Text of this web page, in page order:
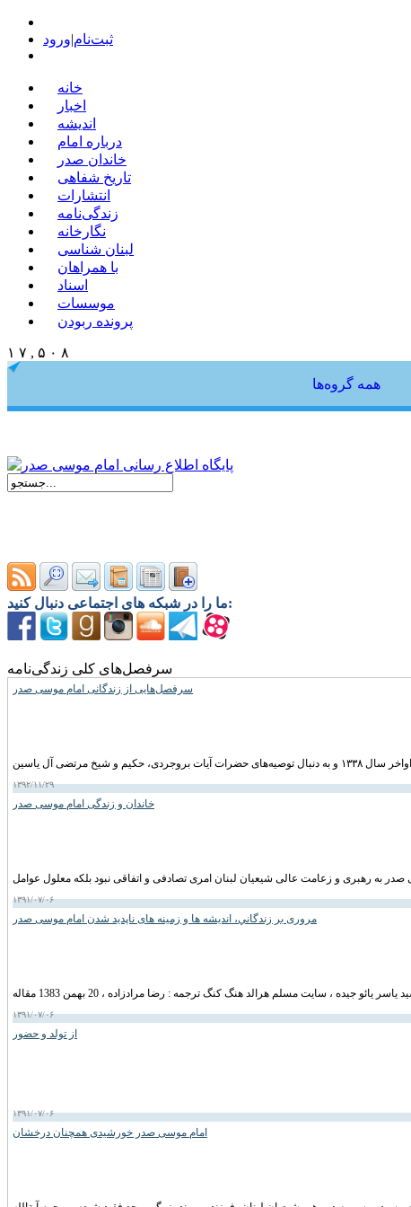
ثبت‌نام|ورود
خانه
اخبار
اندیشه
درباره امام
خاندان صدر
تاریخ شفاهی
انتشارات
زندگی‌نامه
نگارخانه
لبنان شناسی
با همراهان
اسناد
موسسات
پرونده ربودن
۱ ۷ , ۵ ۰ ۸
همه گروه‌ها
ما را در شبکه های اجتماعی دنبال کنید:
سرفصل‌های کلی زندگی‌نامه
سرفصل‌هایی از زندگانی امام موسی صدر
۱۳۹۲/۱۱/۲۹
خاندان و زندگی امام موسى صدر
۱۳۹۱/۰۷/۰۶
مروری بر زندگاني، انديشه ها و زمينه های ناپديد شدن امام موسی صدر
۱۳۹۱/۰۷/۰۶
از تولد و حضور
۱۳۹۱/۰۷/۰۶
امام موسی صدر خورشیدی همچنان درخشان